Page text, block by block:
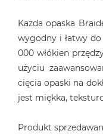
Każda opaska
wygodny i łatwy do
000 włókien
użyciu
cięcia opaski na
jest miękka,
Produkt